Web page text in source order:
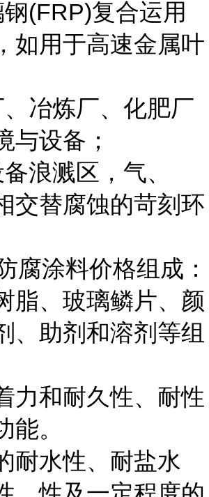
(FRP)复合运用
如用于高速金属叶
冶炼厂、化肥厂
与设备；
浪溅区，气、
交替腐蚀的苛刻环
腐涂料价格组成：
脂、玻璃鳞片、颜
、助剂和溶剂等组
力和耐久性、耐性
能。
耐水性、耐盐水